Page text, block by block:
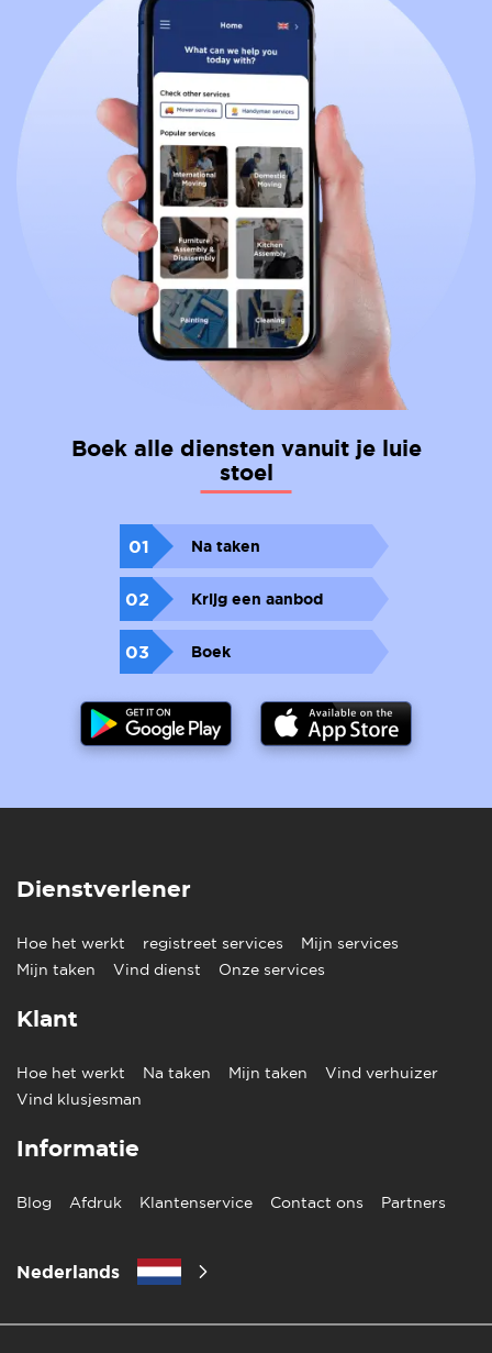
Boek alle diensten vanuit je luie
stoel
01 Na taken
02 Krijg een aanbod
03 Boek
Dienstverlener
Hoe het werkt registreet services
Mijn services
Mijn taken
Vind dienst Onze services
Klant
Hoe het werkt Na taken Mijn taken
Vind verhuizer
Vind klusjesman
Informatie
Blog Afdruk Klantenservice Contact ons Partners
Nederlands